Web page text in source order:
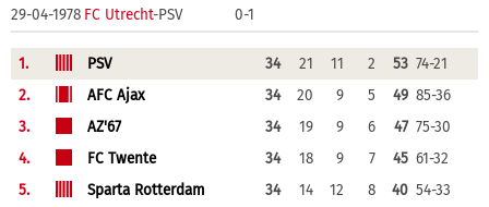
29-04-1978 FC Utrecht-PSV 0-1
1. PSV 34 21 11 2 53 74-21
2.
AFC Ajax 34 20 9 5 49 85-36
3.
AZ'67 34 19 9 6 47 75-30
4.
FC Twente 34 18 9 7 45 61-32
5.
Sparta Rotterdam 34 14 12 8 40 54-33